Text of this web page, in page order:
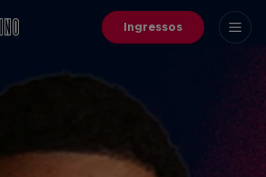
Ingressos